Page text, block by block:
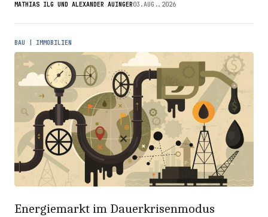
MATHIAS ILG UND ALEXANDER AUINGER03.AUG..2026
BAU | IMMOBILIEN
Energiemarkt im Dauerkrisenmodus